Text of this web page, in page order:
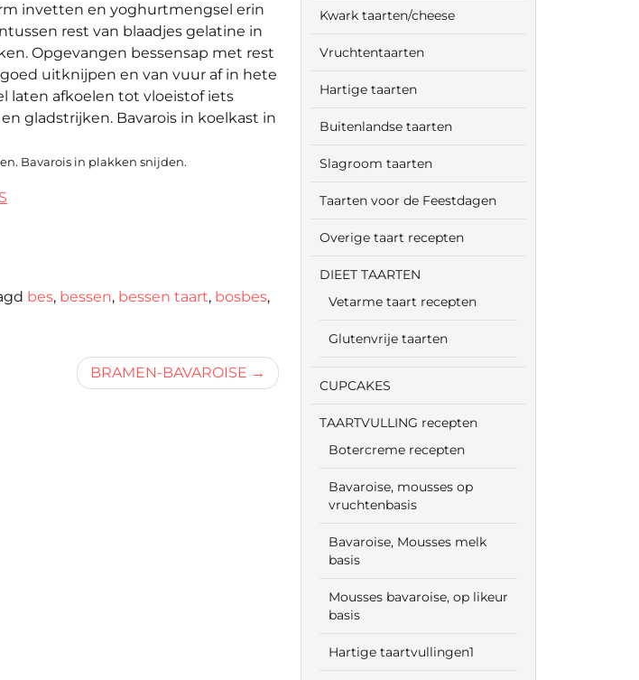
invetten en yoghurtmengsel erin
rest van blaadjes gelatine in
Opgevangen bessensap met rest
uitknijpen en van vuur af in hete
laten afkoelen tot vloeistof iets
gladstrijken. Bavarois in koelkast in
Bavarois in plakken snijden.
bes, bessen, bessen taart, bosbes,
BRAMEN-BAVAROISE
Kwark taarten/cheese
Vruchtentaarten
Hartige taarten
Buitenlandse taarten
Slagroom taarten
Taarten voor de Feestdagen
Overige taart recepten
DIEET TAARTEN
Vetarme taart recepten
Glutenvrije taarten
CUPCAKES
TAARTVULLING recepten
Botercreme recepten
Bavaroise, mousses op
vruchtenbasis
Bavaroise, Mousses melk
basis
Mousses bavaroise, op likeur
basis
Hartige taartvullingen1